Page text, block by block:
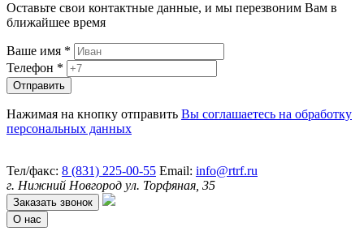
Оставьте свои контактные данные, и мы перезвоним Вам в
ближайшее время
Ваше имя *
Телефон *
Нажимая на кнопку отправить Вы соглашаетесь на обработку
персональных данных
Тел/факс: 8 (831) 225-00-55 Email: info@rtrf.ru
г. Нижний Новгород ул. Торфяная, 35
Заказать звонок
О нас